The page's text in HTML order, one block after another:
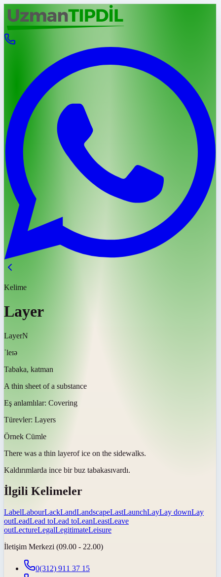
Kelime
Layer
LayerN
ˈleɪə
Tabaka, katman
A thin sheet of a substance
Eş anlamlılar: Covering
Türevler: Layers
Örnek Cümle
There was a thin layerof ice on the sidewalks.
Kaldırımlarda ince bir buz tabakasıvardı.
İlgili Kelimeler
LabelLabourLackLandLandscapeLastLaunchLayLay downLay
outLeadLead toLead toLeanLeastLeave
outLectureLegalLegitimateLeisure
İletişim Merkezi (09.00 - 22.00)
0(312) 911 37 15